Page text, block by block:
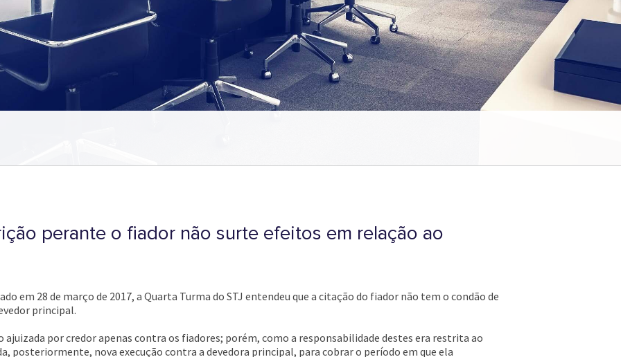
perante o fiador não surte efeitos em relação ao
em 28 de março de 2017, a Quarta Turma do STJ entendeu que a citação do fiador não tem o condão de
principal.
ajuizada por credor apenas contra os fiadores; porém, como a responsabilidade destes era restrita ao
posteriormente, nova execução contra a devedora principal, para cobrar o período em que ela